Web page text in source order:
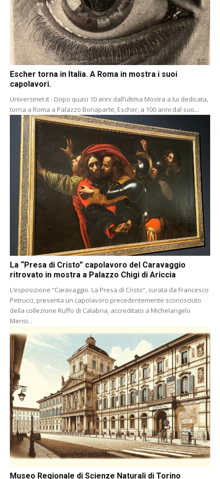
Escher torna in Italia. A Roma in mostra i suoi
capolavori.
Universinet.it - Dopo quasi 10 anni dall’ultima Mostra a lui dedicata,
torna a Roma a Palazzo Bonaparte, Escher, a 100 anni dal suo...
La “Presa di Cristo” capolavoro del Caravaggio
ritrovato in mostra a Palazzo Chigi di Ariccia
L’esposizione “Caravaggio. La Presa di Cristo”, curata da Francesco
Petrucci, presenta un capolavoro precedentemente sconosciuto
della collezione Ruffo di Calabria, accreditato a Michelangelo
Merisi...
Museo Regionale di Scienze Naturali di Torino